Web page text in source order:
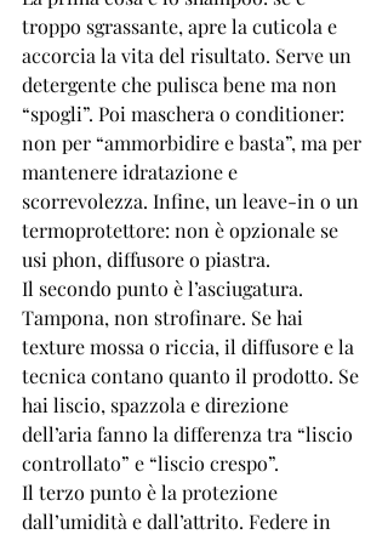
troppo sgrassante, apre la cuticola e
accorcia la vita del risultato. Serve un
detergente che pulisca bene ma non
“spogli”. Poi maschera o conditioner:
non per “ammorbidire e basta”, ma per
mantenere idratazione e
scorrevolezza. Infine, un leave-in o un
termoprotettore: non è opzionale se
usi phon, diffusore o piastra.
Il secondo punto è l’asciugatura.
Tampona, non strofinare. Se hai
texture mossa o riccia, il diffusore e la
tecnica contano quanto il prodotto. Se
hai liscio, spazzola e direzione
dell’aria fanno la differenza tra “liscio
controllato” e “liscio crespo”.
Il terzo punto è la protezione
dall’umidità e dall’attrito. Federe in